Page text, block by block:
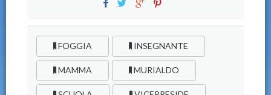
FOGGIA INSEGNANTE
MAMMA MURIALDO